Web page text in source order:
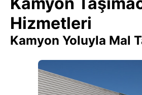
Hizmetleri
Kamyon Yoluyla Mal